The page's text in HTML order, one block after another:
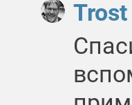
Trost